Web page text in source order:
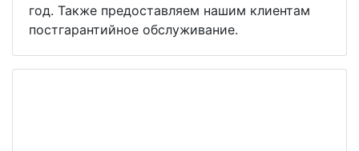
год. Также предоставляем нашим клиентам
постгарантийное обслуживание.